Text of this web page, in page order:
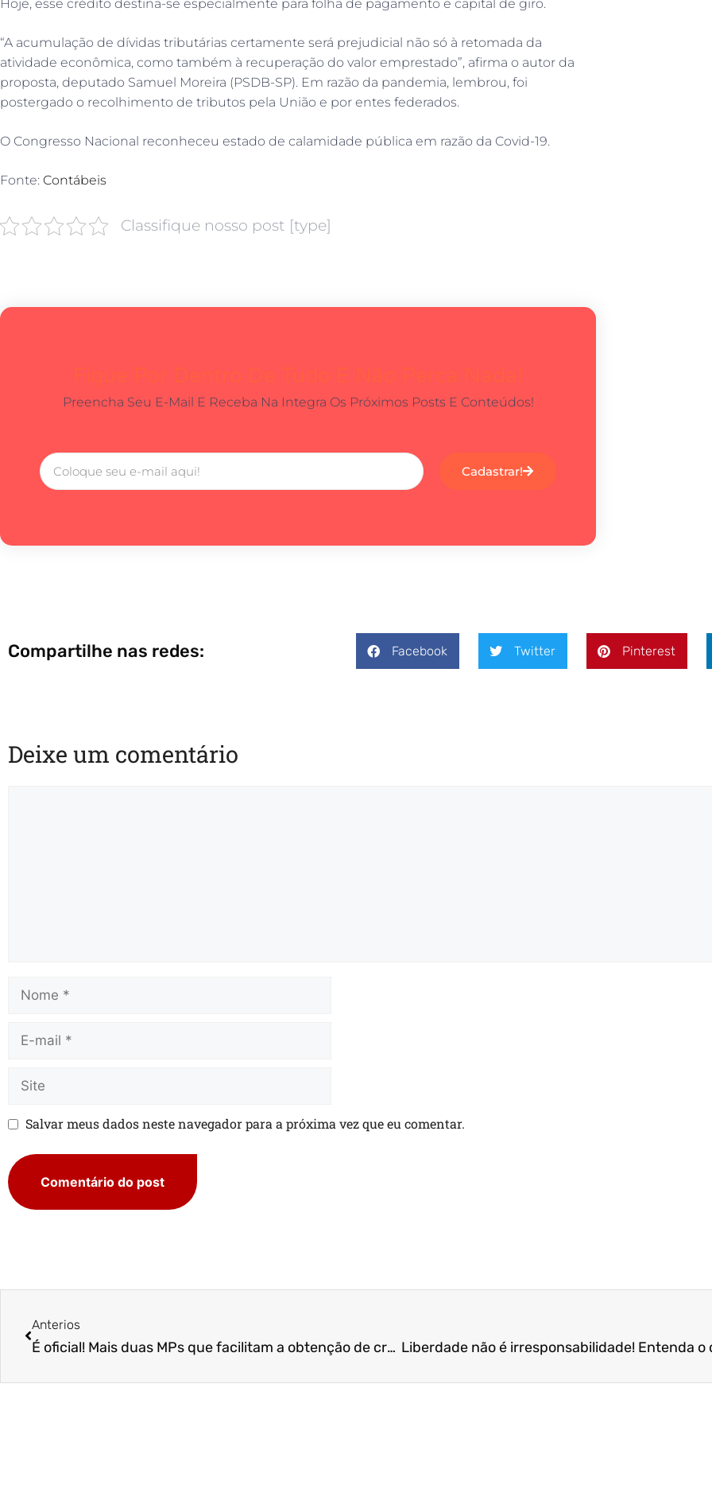
Hoje, esse crédito destina-se especialmente para folha de pagamento e capital de giro.
“A acumulação de dívidas tributárias certamente será prejudicial não só à retomada da
atividade econômica, como também à recuperação do valor emprestado”, afirma o autor da
proposta, deputado Samuel Moreira (PSDB-SP). Em razão da pandemia, lembrou, foi
postergado o recolhimento de tributos pela União e por entes federados.
O Congresso Nacional reconheceu estado de calamidade pública em razão da Covid-19.
Fonte: Contábeis
Classifique nosso post [type]
Preencha Seu E-Mail E Receba Na Integra Os Próximos Posts E Conteúdos!
Cadastrar!
Compartilhe nas redes: Facebook Twitter Pinterest
Deixe um comentário
Salvar meus dados neste navegador para a próxima vez que eu comentar.
Anterios
É oficial! Mais duas MPs que facilitam a obtenção de crédito foram sancionadas!